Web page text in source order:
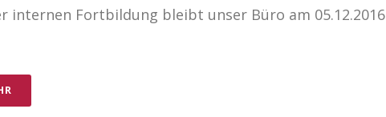
internen Fortbildung bleibt unser Büro am 05.12.2016